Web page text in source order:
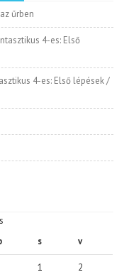
űrben
4-es: Első
4-es: Első lépések /
s v
1 2